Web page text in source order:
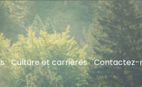
Culture et carrières Contactez-